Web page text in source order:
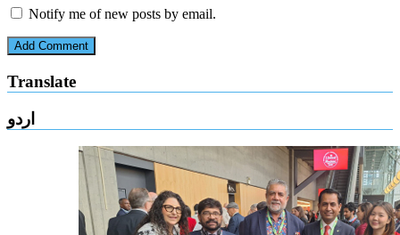
Notify me of new posts by email.
Translate
اردو